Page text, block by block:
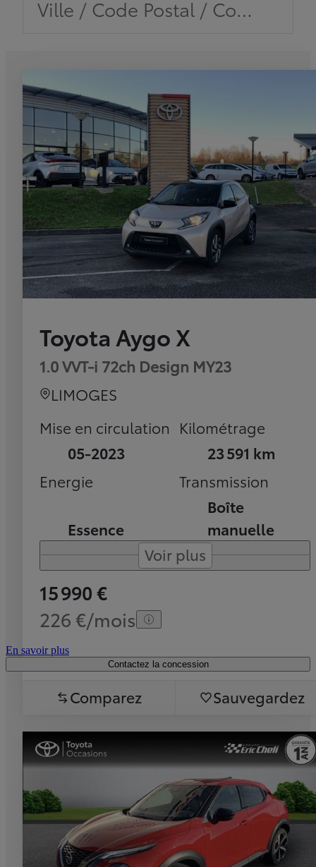
Ville / Code Postal / Concession
Toyota Aygo X
1.0 VVT-i 72ch Design MY23
LIMOGES
Mise en circulation
05-2023
Kilométrage
23 591 km
Energie
Essence
Transmission
Boîte
manuelle
Voir plus
15 990 €
226 €/mois
En savoir plus
Contactez la concession
Comparez Sauvegardez